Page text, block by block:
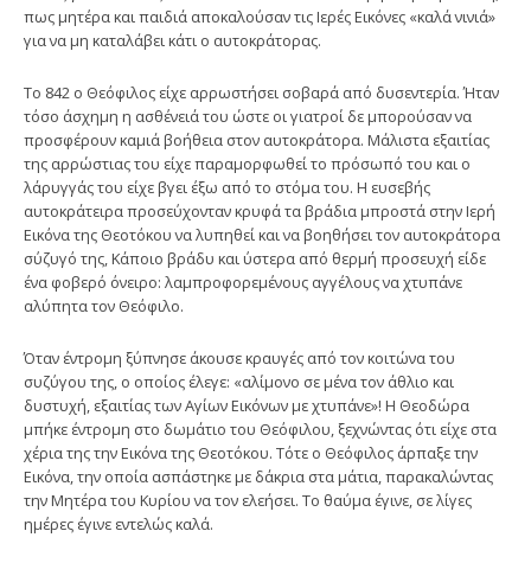
πως μητέρα και παιδιά αποκαλούσαν τις Ιερές Εικόνες «καλά νινιά»
για να μη καταλάβει κάτι ο αυτοκράτορας.
Το 842 ο Θεόφιλος είχε αρρωστήσει σοβαρά από δυσεντερία. Ήταν
τόσο άσχημη η ασθένειά του ώστε οι γιατροί δε μπορούσαν να
προσφέρουν καμιά βοήθεια στον αυτοκράτορα. Μάλιστα εξαιτίας
της αρρώστιας του είχε παραμορφωθεί το πρόσωπό του και ο
λάρυγγάς του είχε βγει έξω από το στόμα του. Η ευσεβής
αυτοκράτειρα προσεύχονταν κρυφά τα βράδια μπροστά στην Ιερή
Εικόνα της Θεοτόκου να λυπηθεί και να βοηθήσει τον αυτοκράτορα
σύζυγό της, Κάποιο βράδυ και ύστερα από θερμή προσευχή είδε
ένα φοβερό όνειρο: λαμπροφορεμένους αγγέλους να χτυπάνε
αλύπητα τον Θεόφιλο.
Όταν έντρομη ξύπνησε άκουσε κραυγές από τον κοιτώνα του
συζύγου της, ο οποίος έλεγε: «αλίμονο σε μένα τον άθλιο και
δυστυχή, εξαιτίας των Αγίων Εικόνων με χτυπάνε»! Η Θεοδώρα
μπήκε έντρομη στο δωμάτιο του Θεόφιλου, ξεχνώντας ότι είχε στα
χέρια της την Εικόνα της Θεοτόκου. Τότε ο Θεόφιλος άρπαξε την
Εικόνα, την οποία ασπάστηκε με δάκρια στα μάτια, παρακαλώντας
την Μητέρα του Κυρίου να τον ελεήσει. Το θαύμα έγινε, σε λίγες
ημέρες έγινε εντελώς καλά.